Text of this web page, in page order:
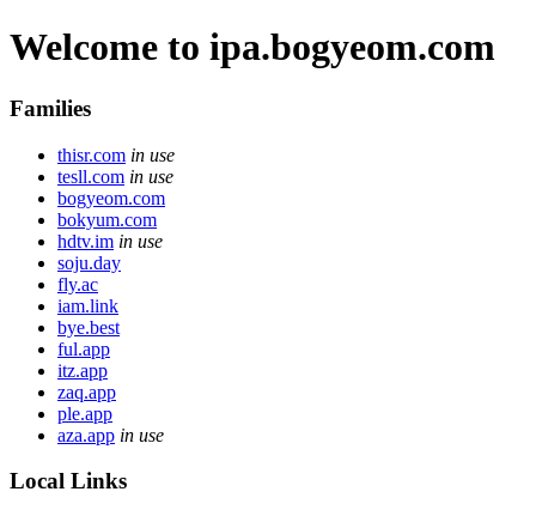
Welcome to ipa.bogyeom.com
Families
thisr.com in use
tesll.com in use
bogyeom.com
bokyum.com
hdtv.im in use
soju.day
fly.ac
iam.link
bye.best
ful.app
itz.app
zaq.app
ple.app
aza.app in use
Local Links